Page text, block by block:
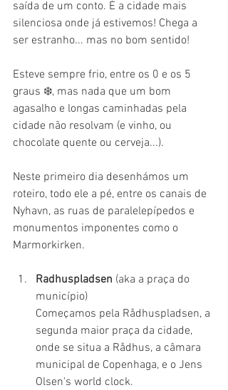
saída de um conto. É a cidade mais
silenciosa onde já estivemos! Chega a
ser estranho... mas no bom sentido!
Esteve sempre frio, entre os 0 e os 5
graus ❄️, mas nada que um bom
agasalho e longas caminhadas pela
cidade não resolvam (e vinho, ou
chocolate quente ou cerveja...).
Neste primeiro dia desenhámos um
roteiro, todo ele a pé, entre os canais de
Nyhavn, as ruas de paralelepípedos e
monumentos imponentes como o
Marmorkirken.
Radhuspladsen (aka a praça do
município)
Começamos pela Rådhuspladsen, a
segunda maior praça da cidade,
onde se situa a Rådhus, a câmara
municipal de Copenhaga, e o Jens
Olsen's world clock.